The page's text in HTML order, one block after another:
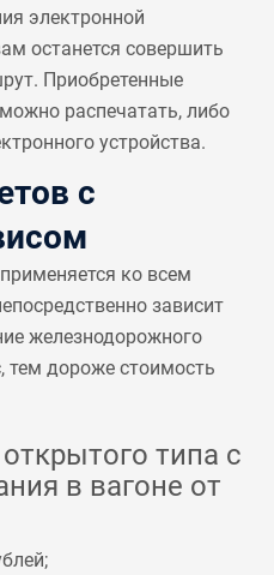
электронной
останется совершить
Приобретенные
распечатать, либо
устройства.
с
ко всем
зависит
железнодорожного
тем дороже стоимость
типа с
в вагоне от